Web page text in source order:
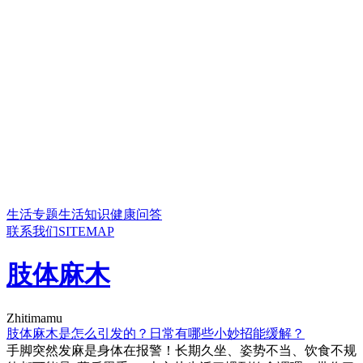
生活专题生活知识健康问答
联系我们SITEMAP
肢体麻木
Zhitimamu
肢体麻木是怎么引发的？日常有哪些小妙招能缓解？
手脚突然发麻是身体在报警！长期久坐、姿势不当、饮食不规